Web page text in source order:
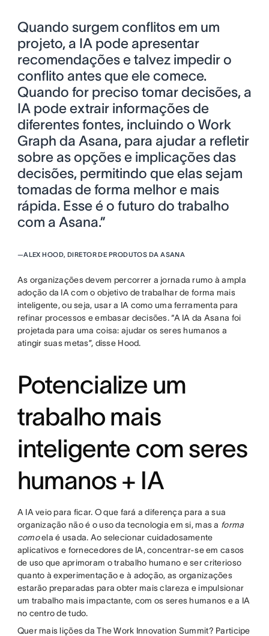
Quando surgem conflitos em um
projeto, a IA pode apresentar
recomendações e talvez impedir o
conflito antes que ele comece.
Quando for preciso tomar decisões, a
IA pode extrair informações de
diferentes fontes, incluindo o Work
Graph da Asana, para ajudar a refletir
sobre as opções e implicações das
decisões, permitindo que elas sejam
tomadas de forma melhor e mais
rápida. Esse é o futuro do trabalho
com a Asana.”
—ALEX HOOD, DIRETOR DE PRODUTOS DA ASANA
As organizações devem percorrer a jornada rumo à ampla
adoção da IA com o objetivo de trabalhar de forma mais
inteligente, ou seja, usar a IA como uma ferramenta para
refinar processos e embasar decisões. “A IA da Asana foi
projetada para uma coisa: ajudar os seres humanos a
atingir suas metas”, disse Hood.
Potencialize um
trabalho mais
inteligente com seres
humanos + IA
A IA veio para ficar. O que fará a diferença para a sua
organização não é o uso da tecnologia em si, mas a forma
comoela é usada. Ao selecionar cuidadosamente
aplicativos e fornecedores de IA, concentrar-se em casos
de uso que aprimoram o trabalho humano e ser criterioso
quanto à experimentação e à adoção, as organizações
estarão preparadas para obter mais clareza e impulsionar
um trabalho mais impactante, com os seres humanos e a IA
no centro de tudo.
Quer mais lições da The Work Innovation Summit? Participe